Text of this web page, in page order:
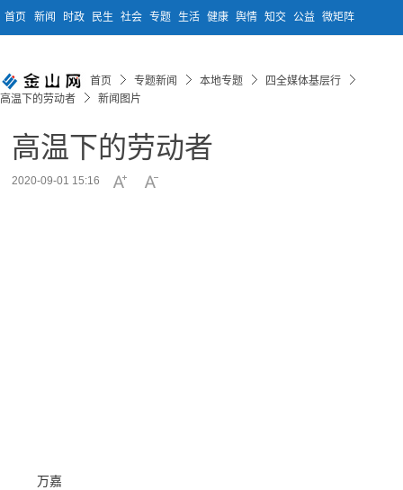
首页 新闻 时政 民生 社会 专题 生活 健康 舆情 知交 公益 微矩阵
首页 专题新闻 本地专题
四全媒体基层行
高温下的劳动者
新闻图片
高温下的劳动者
2020-09-01 15:16
万嘉